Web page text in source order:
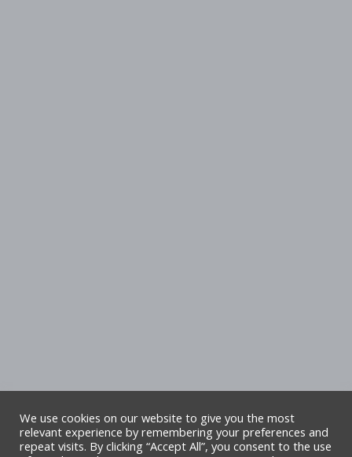
Hawlfraint Cyngor Sir Ddinbych. Cedwir
We use cookies on our website to give you the most
relevant experience by remembering your preferences and
repeat visits. By clicking “Accept All”, you consent to the use